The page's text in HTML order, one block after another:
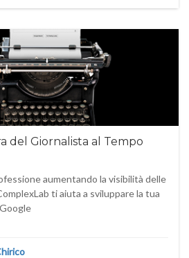
del Giornalista al Tempo
aumentando la visibilità delle
ti aiuta a sviluppare la tua